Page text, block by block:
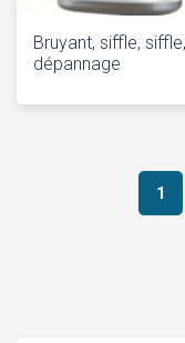
Bruyant, siffle,
dépannage
Navigation
1